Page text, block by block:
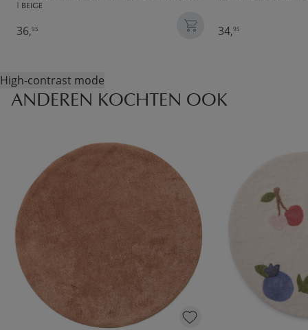
| BEIGE
36,95 34,95
High-contrast mode
ANDEREN KOCHTEN OOK